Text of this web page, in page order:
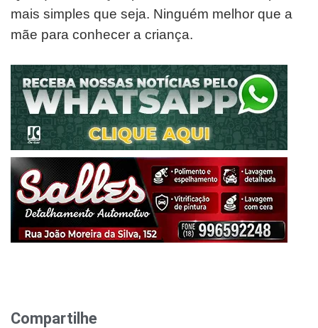
mais simples que seja. Ninguém melhor que a
mãe para conhecer a criança.
Compartilhe